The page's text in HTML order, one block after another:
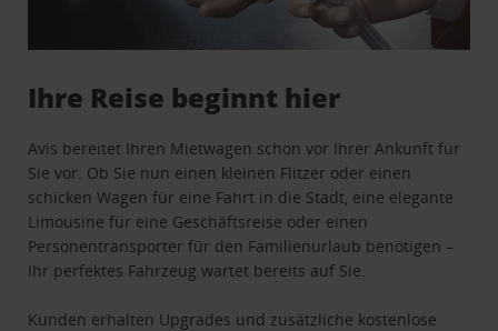
Ihre Reise beginnt hier
Avis bereitet Ihren Mietwagen schon vor Ihrer Ankunft für
Sie vor. Ob Sie nun einen kleinen Flitzer oder einen
schicken Wagen für eine Fahrt in die Stadt, eine elegante
Limousine für eine Geschäftsreise oder einen
Personentransporter für den Familienurlaub benötigen –
Ihr perfektes Fahrzeug wartet bereits auf Sie.
Kunden erhalten Upgrades und zusätzliche kostenlose